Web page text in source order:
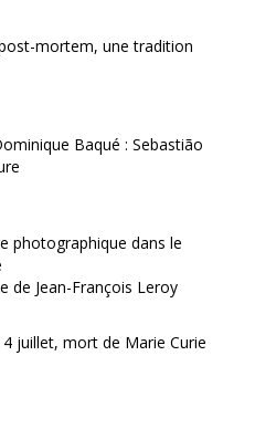
mortem, une tradition
Baqué : Sebastião
photographique dans le
de Jean-François Leroy
4 juillet, mort de Marie Curie